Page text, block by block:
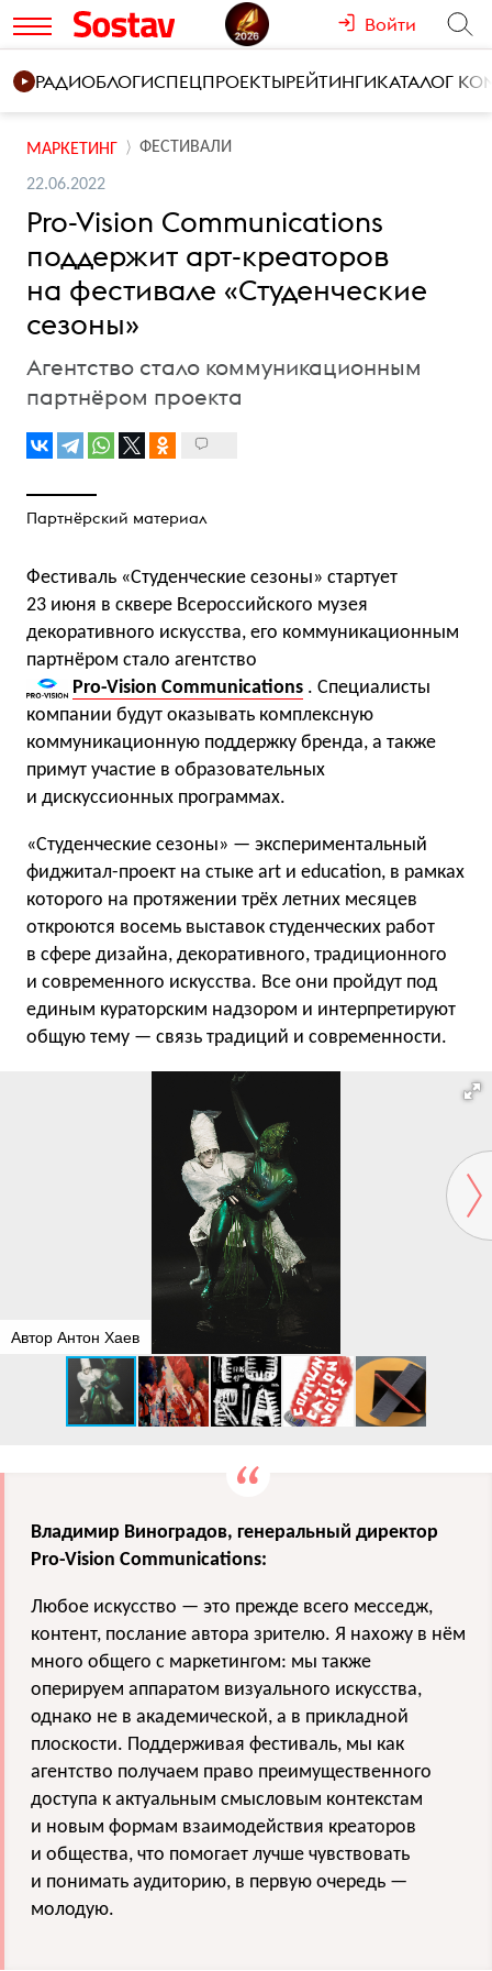
Войти
РАДИОБЛОГИСПЕЦПРОЕКТЫРЕЙТИНГИКАТАЛОГ
МАРКЕТИНГ ФЕСТИВАЛИ
22.06.2022
Pro-Vision Communications
поддержит арт-креаторов
на фестивале «Студенческие
сезоны»
Агентство стало коммуникационным
партнёром проекта
Партнёрский материал
Фестиваль «Студенческие сезоны» стартует
23 июня в сквере Всероссийского музея
декоративного искусства, его коммуникационным
партнёром стало агентство
Pro-Vision Communications . Специалисты
компании будут оказывать комплексную
коммуникационную поддержку бренда, а также
примут участие в образовательных
и дискуссионных программах.
«Студенческие сезоны» — экспериментальный
фиджитал-проект на стыке art и education, в рамках
которого на протяжении трёх летних месяцев
откроются восемь выставок студенческих работ
в сфере дизайна, декоративного, традиционного
и современного искусства. Все они пройдут под
единым кураторским надзором и интерпретируют
общую тему — связь традиций и современности.
Автор Антон Хаев
Владимир Виноградов, генеральный директор
Pro-Vision Communications:
Любое искусство — это прежде всего месседж,
контент, послание автора зрителю. Я нахожу в нём
много общего с маркетингом: мы также
оперируем аппаратом визуального искусства,
однако не в академической, а в прикладной
плоскости. Поддерживая фестиваль, мы как
агентство получаем право преимущественного
доступа к актуальным смысловым контекстам
и новым формам взаимодействия креаторов
и общества, что помогает лучше чувствовать
и понимать аудиторию, в первую очередь —
молодую.